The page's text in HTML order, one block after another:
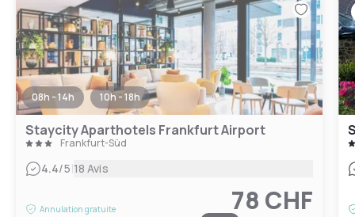
08h - 14h 10h - 18h
Staycity Aparthotels Frankfurt Airport
Frankfurt-Süd
4.4/5|18 Avis
Annulation gratuite
78 CHF